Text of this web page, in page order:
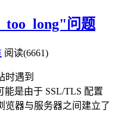
问题
阅读(6661)
时遇到
能是由于 SSL/TLS 配置
览器与服务器之间建立了